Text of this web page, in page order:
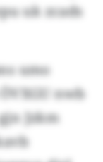
uk zcads
umo
nwb
Jzkm